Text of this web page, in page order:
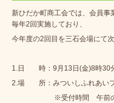
新ひだか町商工会では、会員
毎年2回実施しており、
今年度の2回目を三石会場にて
1.日 時：9月13日(金)8時30
2.場 所：みついしふれあいプ
※受付時間 午前の部：